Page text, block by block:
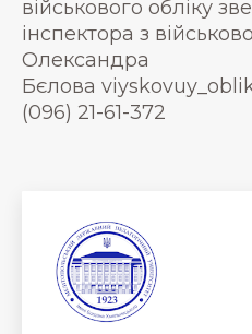
військового обліку
інспектора з
Олександра
Бєлова
(096) 21-61-372